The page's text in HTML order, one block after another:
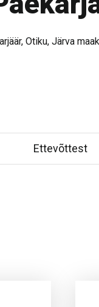
Otiku, Järva
Ettevõttest